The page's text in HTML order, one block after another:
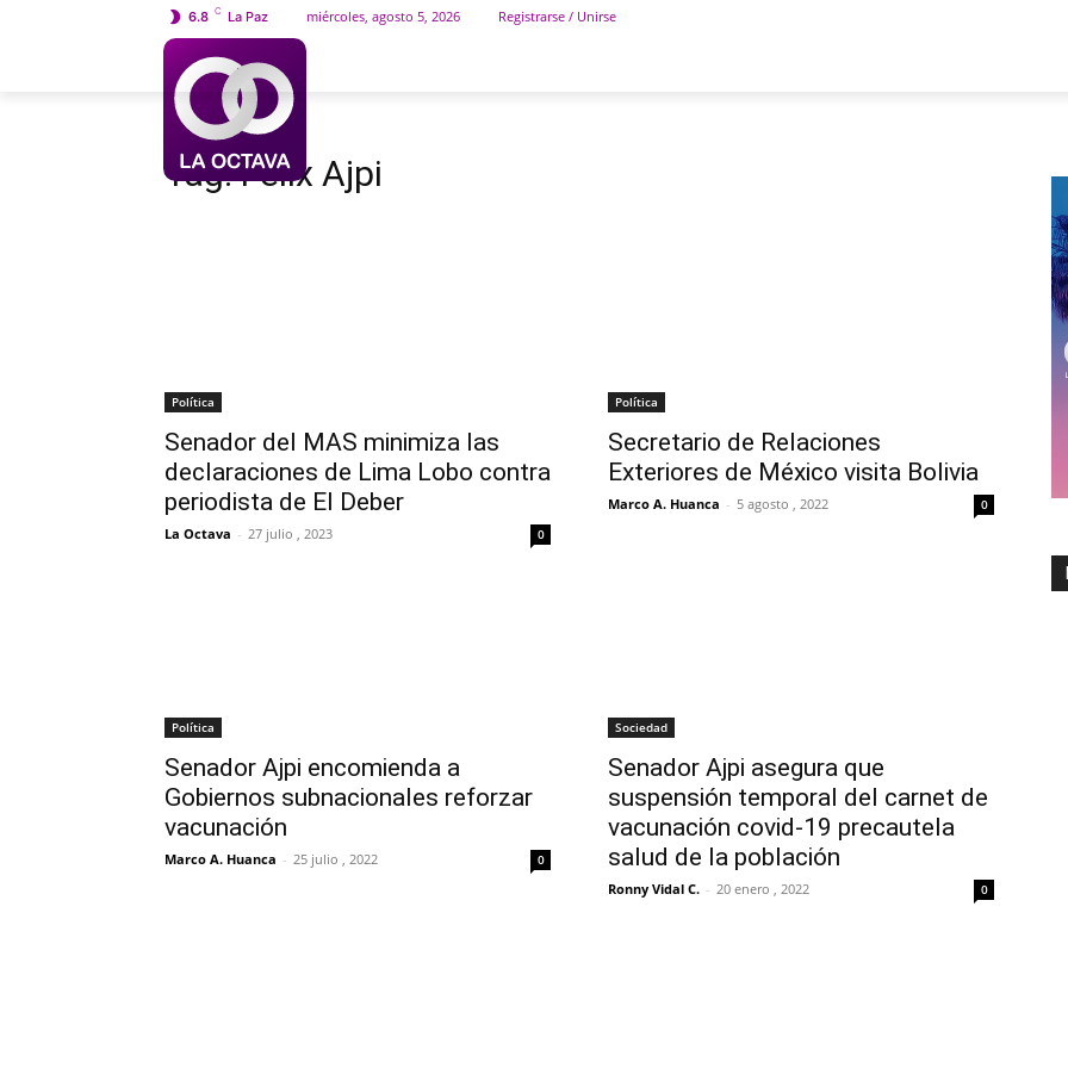
6.8 C La Paz miércoles, agosto 5, 2026 Registrarse / Unirse
Etiquetas Felix Ajpi
Tag:Felix Ajpi
Política
Senador del MAS minimiza las
declaraciones de Lima Lobo contra
periodista de El Deber
La Octava - 27 julio , 2023 0
Política
Secretario de Relaciones
Exteriores de México visita Bolivia
Marco A. Huanca - 5 agosto , 2022 0
Política
Senador Ajpi encomienda a
Gobiernos subnacionales reforzar
vacunación
Marco A. Huanca - 25 julio , 2022 0
Sociedad
Senador Ajpi asegura que
suspensión temporal del carnet de
vacunación covid-19 precautela
salud de la población
Ronny Vidal C. - 20 enero , 2022 0